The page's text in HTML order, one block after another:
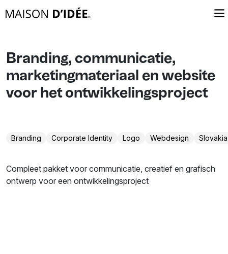
Branding, communicatie,
marketingmateriaal en website
voor het ontwikkelingsproject
Branding Corporate Identity Logo Webdesign Slovakia
Compleet pakket voor communicatie, creatief en grafisch
ontwerp voor een ontwikkelingsproject